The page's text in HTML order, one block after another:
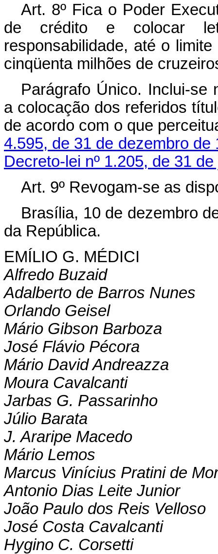
Art. 8º Fica o Poder
de crédito e colocar
responsabilidade, até o
cinqüenta milhões de
Parágrafo Único. Inclui-se
a colocação dos referidos
de acordo com o que
4.595, de 31 de dezembro de
Decreto-lei nº 1.205, de 31
Art. 9º Revogam-se as
Brasília, 10 de dezembro
da República.
EMÍLIO G. MÉDICI
Alfredo Buzaid
Adalberto de Barros Nunes
Orlando Geisel
Mário Gibson Barboza
José Flávio Pécora
Mário David Andreazza
Moura Cavalcanti
Jarbas G. Passarinho
Júlio Barata
J. Araripe Macedo
Mário Lemos
Marcus Vinícius Pratini de
Antonio Dias Leite Junior
João Paulo dos Reis Velloso
José Costa Cavalcanti
Hygino C. Corsetti